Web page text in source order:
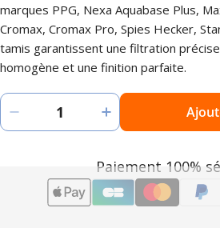
marques PPG, Nexa Aquabase Plus,
Cromax, Cromax Pro, Spies Hecker,
tamis garantissent une filtration
homogène et une finition parfaite.
Quantité
Diminuer la quantité pour
Augmenter la
Paiement 100%
Modes
de